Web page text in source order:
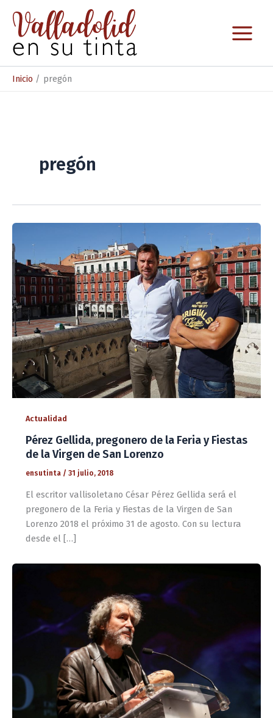
contenido
Inicio pregón
pregón
Actualidad
Pérez Gellida, pregonero de la Feria y Fiestas
de la Virgen de San Lorenzo
ensutinta / 31 julio, 2018
El escritor vallisoletano César Pérez Gellida será el
pregonero de la Feria y Fiestas de la Virgen de San
Lorenzo 2018 el próximo 31 de agosto. Con su lectura
desde el […]